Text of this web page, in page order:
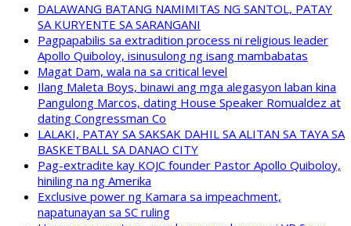
DALAWANG BATANG NAMIMITAS NG SANTOL, PATAY
SA KURYENTE SA SARANGANI
Pagpapabilis sa extradition process ni religious leader
Apollo Quiboloy, isinusulong ng isang mambabatas
Magat Dam, wala na sa critical level
Ilang Maleta Boys, binawi ang mga alegasyon laban kina
Pangulong Marcos, dating House Speaker Romualdez at
dating Congressman Co
LALAKI, PATAY SA SAKSAK DAHIL SA ALITAN SA TAYA SA
BASKETBALL SA DANAO CITY
Pag-extradite kay KOJC founder Pastor Apollo Quiboloy,
hiniling na ng Amerika
Exclusive power ng Kamara sa impeachment,
napatunayan sa SC ruling